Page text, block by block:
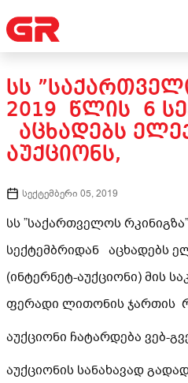
ᲡᲡ
2019 ᲬᲚᲘᲡ 6
ᲐᲪᲮᲐᲓᲔᲑᲡ
ᲐᲣᲥᲪᲘᲝᲜᲡ,
სექტემბერი 05, 2019
სს ”საქართველოს
სექტემბრიდან აცხადებს
(ინტერნეტ-აუქციონი) მის
ფერადი ლითონის ჯართის
აუქციონი ჩატარდება ვებ-
აუქციონის სანახავად